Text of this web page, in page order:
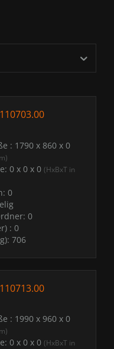
: 1790 x 860 x 0
0 x 0 x 0 (HxBxT in
0
0
: 0
706
: 1990 x 960 x 0
0 x 0 x 0 (HxBxT in